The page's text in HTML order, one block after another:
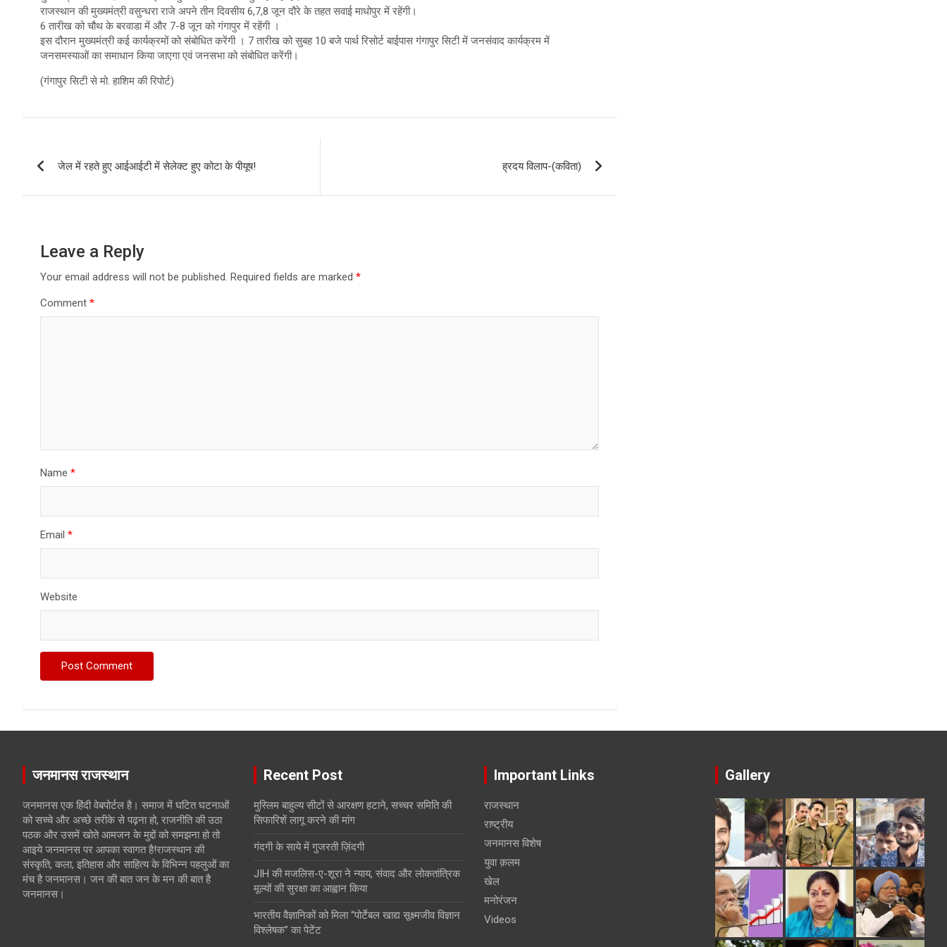
राजस्थान की मुख्यमंत्री वसुन्धरा राजे अपने तीन दिवसीय 6,7,8 जून दौरे के तहत सवाई माधोपुर में रहेंगी।
6 तारीख को चौथ के बरवाडा में और 7-8 जून को गंगापुर में रहेंगी ।
इस दौरान मुख्यमंत्री कई कार्यक्रमों को संबोधित करेंगी । 7 तारीख को सुबह 10 बजे पार्थ रिसोर्ट बाईपास गंगापुर सिटी में जनसंवाद कार्यक्रम में
जनसमस्याओं का समाधान किया जाएगा एवं जनसभा को संबोधित करेंगी।
(गंगापुर सिटी से मो. हाशिम की रिपोर्ट)
navigation
जेल में रहते हुए आईआईटी में सेलेक्ट हुए कोटा के पीयूष! ह्रदय विलाप-(कविता)
Leave a Reply
Your email address will not be published. Required fields are marked *
Comment *
Name *
Email *
Website
जनमानस राजस्थान
जनमानस एक हिंदी वेबपोर्टल है। समाज में घटित घटनाओं
को सच्चे और अच्छे तरीके से पढ़ना हो, राजनीति की उठा
पठक और उसमें खोते आमजन के मुद्दों को समझना हो तो
आइये जनमानस पर आपका स्वागत है!राजस्थान की
संस्कृति, कला, इतिहास और साहित्य के विभिन्न पहलुओं का
मंच है जनमानस। जन की बात जन के मन की बात है
जनमानस।
Recent Post
मुस्लिम बाहुल्य सीटों से आरक्षण हटाने, सच्चर समिति की
सिफारिशें लागू करने की मांग
गंदगी के साये में गुजरती ज़िंदगी
JIH की मजलिस-ए-शूरा ने न्याय, संवाद और लोकतांत्रिक
मूल्यों की सुरक्षा का आह्वान किया
भारतीय वैज्ञानिकों को मिला “पोर्टेबल खाद्य सूक्ष्मजीव विज्ञान
विश्लेषक” का पेटेंट
Important Links
राजस्थान
राष्ट्रीय
जनमानस विशेष
युवा क़लम
खेल
मनोरंजन
Videos
Gallery